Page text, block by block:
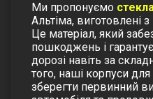
Ми пропонуємо
Альтіма, виготовлені
Це матеріал, який
пошкоджень і
дорозі навіть за
того, наші корпуси
зберегти первинний